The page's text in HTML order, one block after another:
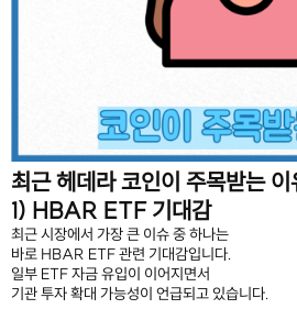
최근 헤데라 코인이 주목받는 이
1) HBAR ETF 기대감
최근 시장에서 가장 큰 이슈 중 하나는
바로 HBAR ETF 관련 기대감입니다.
일부 ETF 자금 유입이 이어지면서
기관 투자 확대 가능성이 언급되고 있습니다.